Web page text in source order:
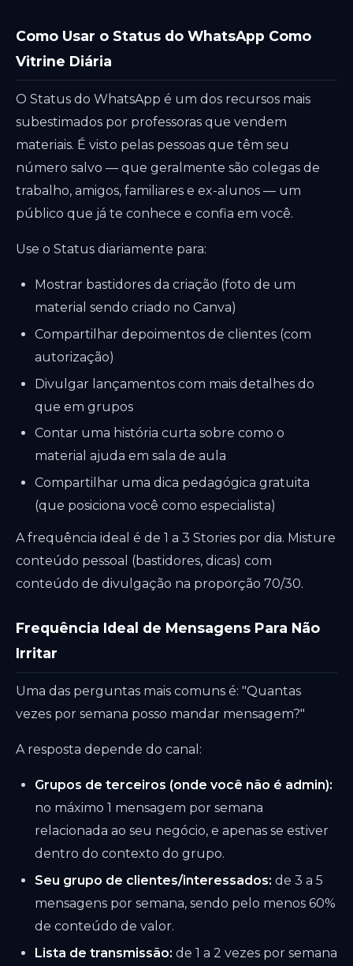
Como Usar o Status do WhatsApp Como
Vitrine Diária
O Status do WhatsApp é um dos recursos mais
subestimados por professoras que vendem
materiais. É visto pelas pessoas que têm seu
número salvo — que geralmente são colegas de
trabalho, amigos, familiares e ex-alunos — um
público que já te conhece e confia em você.
Use o Status diariamente para:
Mostrar bastidores da criação (foto de um
material sendo criado no Canva)
Compartilhar depoimentos de clientes (com
autorização)
Divulgar lançamentos com mais detalhes do
que em grupos
Contar uma história curta sobre como o
material ajuda em sala de aula
Compartilhar uma dica pedagógica gratuita
(que posiciona você como especialista)
A frequência ideal é de 1 a 3 Stories por dia. Misture
conteúdo pessoal (bastidores, dicas) com
conteúdo de divulgação na proporção 70/30.
Frequência Ideal de Mensagens Para Não
Irritar
Uma das perguntas mais comuns é: "Quantas
vezes por semana posso mandar mensagem?"
A resposta depende do canal:
Grupos de terceiros (onde você não é admin):
no máximo 1 mensagem por semana
relacionada ao seu negócio, e apenas se estiver
dentro do contexto do grupo.
Seu grupo de clientes/interessados: de 3 a 5
mensagens por semana, sendo pelo menos 60%
de conteúdo de valor.
Lista de transmissão: de 1 a 2 vezes por semana